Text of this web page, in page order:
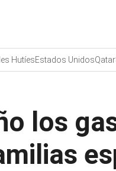
HutíesEstados UnidosQatar
los